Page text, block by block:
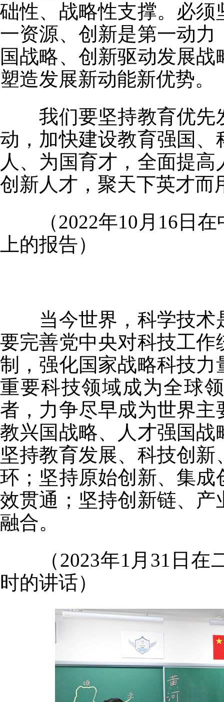
础性、战略性支撑。必
一资源、创新是第一动
国战略、创新驱动发展
塑造发展新动能新优势。
我们要坚持教育优先
动，加快建设教育强国
人、为国育才，全面提
创新人才，聚天下英才而
（2022年10月16日在
上的报告）
当今世界，科学技术
要完善党中央对科技工
制，强化国家战略科技
重要科技领域成为全球
者，力争尽早成为世界
教兴国战略、人才强国
坚持教育发展、科技创
环；坚持原始创新、集
效贯通；坚持创新链、
融合。
（2023年1月31日在
时的讲话）